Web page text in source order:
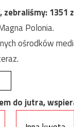
zebraliśmy:1351
Polonia.
ośrodków
do jutra,